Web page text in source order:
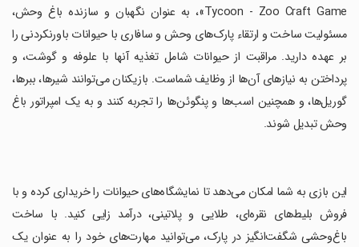
Tycoon - Zoo Craft Game»، به عنوان نگهبان و سازنده باغ وحش،
مسئولیت ساخت و ارتقاء پارک‌های وحش و سافاری با حیوانات باورنکردنی را
بر عهده دارید. مراقبت از حیوانات شامل تغذیه آنها با علوفه و گوشت، و
پرداختن به نیازهای آن‌ها از وظایف شماست. بازیکنان می‌توانند شیرها، ببرها،
گوریل‌ها، و همچنین اسب‌ها و پنگوئن‌ها را تجربه کنند و به یک امپراتور باغ
وحش تبدیل شوند.
‏این بازی به شما امکان می‌دهد تا نمایشگاه‌های حیوانات را خریداری کرده و با
فروش بلیط‌های نقره‌ای، طلایی و پلاتینی، درآمد زایی کنید. با ساخت
باغ‌وحشی شگفت‌انگیز در پارک، می‌توانید مهارت‌های خود را به عنوان یک